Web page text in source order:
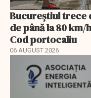
Bucureștiul trece
de până la 80
Cod portocaliu
06 AUGUST 2026